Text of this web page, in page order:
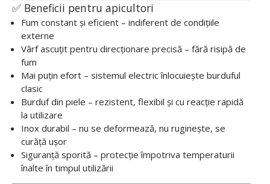
✅ Beneficii pentru apicultori
Fum constant și eficient – indiferent de condițiile
externe
Vârf ascuțit pentru direcționare precisă – fără risipă de
fum
Mai puțin efort – sistemul electric înlocuiește burduful
clasic
Burduf din piele – rezistent, flexibil și cu reacție rapidă
la utilizare
Inox durabil – nu se deformează, nu ruginește, se
curăță ușor
Siguranță sporită – protecție împotriva temperaturii
înalte în timpul utilizării